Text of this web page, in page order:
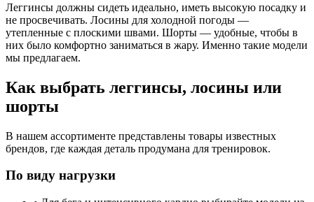
Леггинсы должны сидеть идеально, иметь высокую посадку и
не просвечивать. Лосины для холодной погоды —
утепленные с плоскими швами. Шорты — удобные, чтобы в
них было комфортно заниматься в жару. Именно такие модели
мы предлагаем.
Как выбрать леггинсы, лосины или
шорты
В нашем ассортименте представлены товары известных
брендов, где каждая деталь продумана для тренировок.
По виду нагрузки